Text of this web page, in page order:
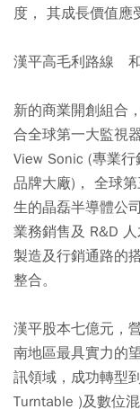
度， 其成長價值應
漢平高毛利路線
新的商業開創組合
合全球第一大監視
View Sonic (專業
品牌大廠)， 全球
生的晶磊半導體公
業務銷售及 R&D
製造及行銷通路的
整合。
漢平股本七億元，
南地區最具實力的
訊領域，成功轉型
Turntable )及數位